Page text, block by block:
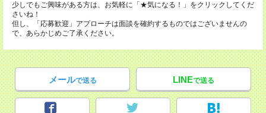
少しでもご興味がある方は、お気軽に「★気になる！」をクリックしてくだ
さいね！
但し、「応募歓迎」アプローチは面談を確約するものではございませんの
で、あらかじめご了承ください。
メールで送る LINEで送る